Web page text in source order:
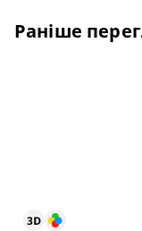
Раніше